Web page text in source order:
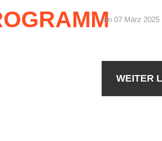
am 07 März 2025
WEITER